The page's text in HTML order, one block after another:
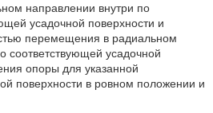
направлении внутри по
усадочной поверхности и
перемещения в радиальном
соответствующей усадочной
опоры для указанной
поверхности в ровном положении и